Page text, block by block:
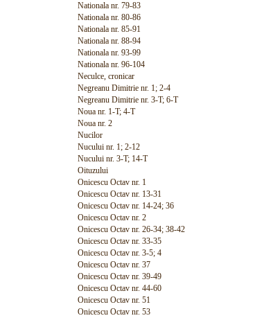
Nationala nr. 79-83
Nationala nr. 80-86
Nationala nr. 85-91
Nationala nr. 88-94
Nationala nr. 93-99
Nationala nr. 96-104
Neculce, cronicar
Negreanu Dimitrie nr. 1; 2-4
Negreanu Dimitrie nr. 3-T; 6-T
Noua nr. 1-T; 4-T
Noua nr. 2
Nucilor
Nucului nr. 1; 2-12
Nucului nr. 3-T; 14-T
Oituzului
Onicescu Octav nr. 1
Onicescu Octav nr. 13-31
Onicescu Octav nr. 14-24; 36
Onicescu Octav nr. 2
Onicescu Octav nr. 26-34; 38-42
Onicescu Octav nr. 33-35
Onicescu Octav nr. 3-5; 4
Onicescu Octav nr. 37
Onicescu Octav nr. 39-49
Onicescu Octav nr. 44-60
Onicescu Octav nr. 51
Onicescu Octav nr. 53